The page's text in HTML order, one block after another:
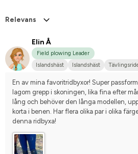
Relevans
Elin Å
Field plowing Leader
Islandshäst
Islandshäst
En av mina favoritridbyxor! Super
lagom grepp i skoningen, lika fina efter
lång och behöver den långa modellen,
korta i benen. Har flera olika par i olika
denna ridbyxa!